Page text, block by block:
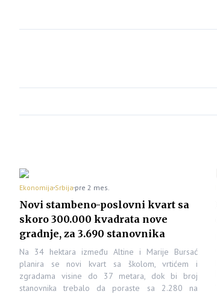
Ekonomija Srbija pre 2 mes.
Novi stambeno-poslovni kvart sa
skoro 300.000 kvadrata nove
gradnje, za 3.690 stanovnika
Na 34 hektara između Altine i Marije Bursać
planira se novi kvart sa školom, vrtićem i
zgradama visine do 37 metara, dok bi broj
stanovnika trebalo da poraste sa 2.280 na